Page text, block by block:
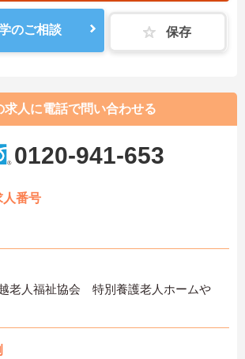
のご相談 保存
求人に電話で問い合わせる
0120-941-653
人番号
老人福祉協会 特別養護老人ホームや